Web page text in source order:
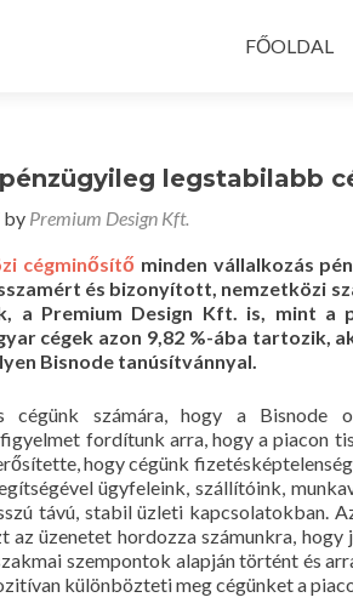
to
FŐOLDAL
legstabilabb
by Premium Design Kft.
cégminősítő minden vállalkozás
és bizonyított, nemzetközi
a Premium Design Kft. is, mint a
cégek azon 9,82 %-ába tartozik,
Bisnode tanúsítvánnyal.
cégünk számára, hogy a Bisnode
fordítunk arra, hogy a piacon
hogy cégünk
ügyfeleink, szállítóink,
távú, stabil üzleti kapcsolatokban.
az üzenetet hordozza számunkra,
szempontok alapján történt és
különbözteti meg cégünket a